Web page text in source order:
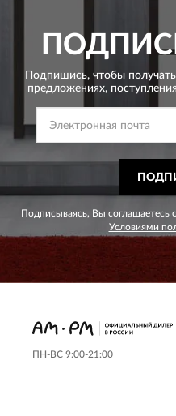
Подпишись, чтобы
предложениях,
Подписываясь, Вы соглашаетесь с
Условиями
ПН-ВС 9:00-21:00